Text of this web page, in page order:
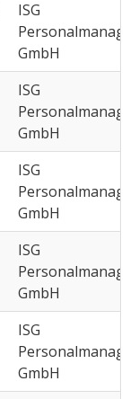
ISG
GmbH
ISG
GmbH
ISG
GmbH
ISG
GmbH
ISG
GmbH